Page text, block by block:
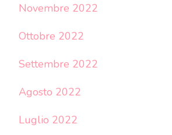
Novembre 2022
Ottobre 2022
Settembre 2022
Agosto 2022
Luglio 2022